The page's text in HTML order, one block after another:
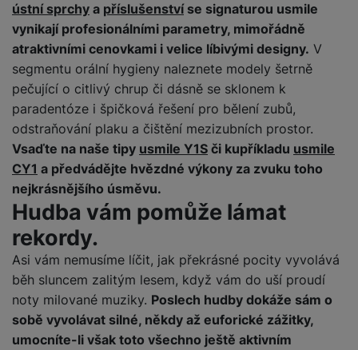
Díky těmto cookies vám práci s naším webem dokážeme ještě
zpříjemnit. Dokážeme si zapamatovat vaše nastavení, mohou
vám pomoci s vyplňováním formulářů, umožní nám zobrazit
služby jako je chat a podobně.
Analytické
Analytické
abychom věděli, jak se na webu chováte, a mohli
náš web dále zlepšovat.
Povoleno
Tyto cookies nám umožňují měření výkonu našeho webu i
našich reklamních kampaní. Jejich pomocí určujeme počet
návštěv a zdroje návštěv našich internetových stránek. Data
získaná pomocí těchto cookies zpracováváme souhrnně a
anonymně, takže nejsme schopni identifikovat konkrétní
uživatele našeho webu.
Marketingové
Marketingové-abychom vás neobtěžovali nevhodnou
reklamou.
Povoleno
Marketingové cookies používáme my nebo naši partneři,
abychom vám mohli zobrazit vhodné obsahy nebo reklamy jak
na našich stránkách, tak na stránkách třetích stran.
p
r
a
č
k
a
s
u
š
i
č
k
y
ří
sl
u
š
v
e
r
ní
m
o
ni
r
H
e
r
n
í
P
ř
í
s
š
e
n
v
í
p
r
o
t
ústní sprchy a příslušenstvíse signaturou usmile
vynikají profesionálními parametry, mimořádně
atraktivními cenovkami i velice líbivými designy. V
segmentu orální hygieny naleznete modely šetrně
pečující o citlivý chrup či dásně se sklonem k
paradentóze i špičková řešení pro bělení zubů,
odstraňování plaku a čištění mezizubních prostor.
Vsaďte na naše tipy usmile Y1S či kupříkladu usmile
CY1 a předvádějte hvězdné výkony za zvuku toho
nejkrásnějšího úsměvu.
Hudba vám pomůže lámat
rekordy.
Asi vám nemusíme líčit, jak překrásné pocity vyvolává
běh sluncem zalitým lesem, když vám do uší proudí
noty milované muziky. Poslech hudby dokáže sám o
sobě vyvolávat silné, někdy až euforické zážitky,
umocníte-li však toto všechno ještě aktivním